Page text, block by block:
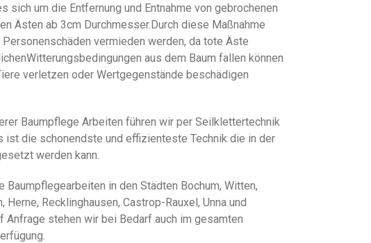
sich um die Entfernung und Entnahme von gebrochenen
Ästen ab 3cm Durchmesser.Durch diese Maßnahme
Personenschäden vermieden werden, da tote Äste
aus dem Baum fallen können
verletzen oder Wertgegenstände beschädigen
Baumpflege Arbeiten führen wir per Seilklettertechnik
ist die schonendste und effizienteste Technik die in der
werden kann.
Baumpflegearbeiten in den Städten Bochum, Witten,
Herne, Recklinghausen, Castrop-Rauxel, Unna und
Anfrage stehen wir bei Bedarf auch im gesamten